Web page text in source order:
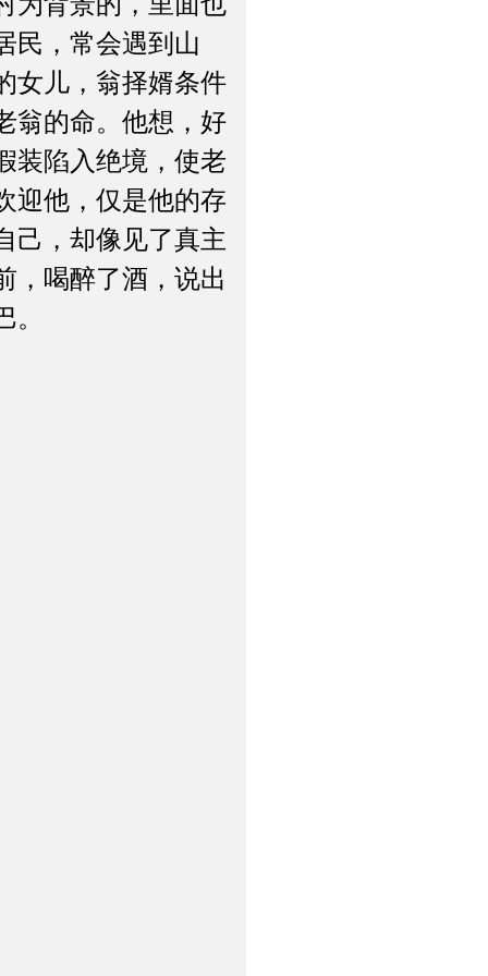
民，常会遇到山
女儿，翁择婿条件
翁的命。他想，好
装陷入绝境，使老
迎他，仅是他的存
己，却像见了真主
，喝醉了酒，说出